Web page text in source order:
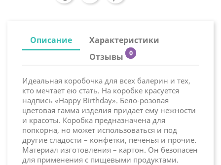
Описание
Характеристики
Отзывы
0
Идеальная коробочка для всех балерин и тех,
кто мечтает ею стать. На коробке красуется
надпись «Happy Birthday». Бело-розовая
цветовая гамма изделия придает ему нежности
и красоты. Коробка предназначена для
попкорна, но может использоваться и под
другие сладости – конфетки, печенья и прочие.
Материал изготовления – картон. Он безопасен
для применения с пищевыми продуктами.